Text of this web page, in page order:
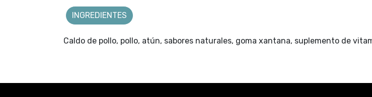
Caldo de pollo, pollo, atún, sabores naturales, goma xantana, suplemento de
INGREDIENTES